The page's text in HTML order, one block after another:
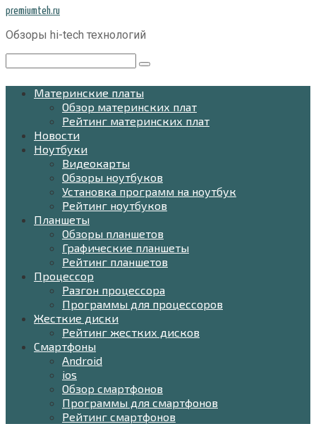
Перейти
контенту
premiumteh.ru
Обзоры hi-tech технологий
Материнские платы
Обзор материнских плат
Рейтинг материнских плат
Новости
Ноутбуки
Видеокарты
Обзоры ноутбуков
Установка программ на ноутбук
Рейтинг ноутбуков
Планшеты
Обзоры планшетов
Графические планшеты
Рейтинг планшетов
Процессор
Разгон процессора
Программы для процессоров
Жесткие диски
Рейтинг жестких дисков
Смартфоны
Android
ios
Обзор смартфонов
Программы для смартфонов
Рейтинг смартфонов